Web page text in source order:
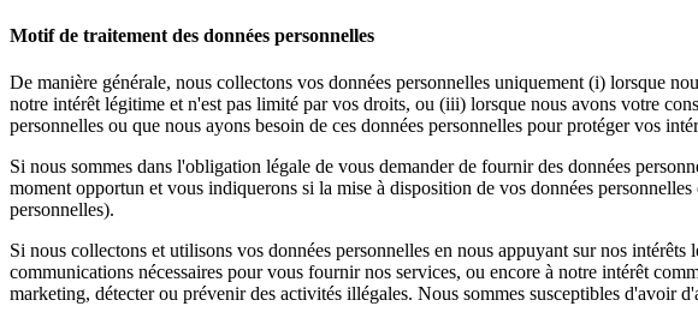
Motif de traitement des données personnelles
De manière générale, nous collectons vos données personnelles uniquement (i) lorsque
notre intérêt légitime et n'est pas limité par vos droits, ou (iii) lorsque nous avons votre
personnelles ou que nous ayons besoin de ces données personnelles pour protéger vos
Si nous sommes dans l'obligation légale de vous demander de fournir des données
moment opportun et vous indiquerons si la mise à disposition de vos données
personnelles).
Si nous collectons et utilisons vos données personnelles en nous appuyant sur nos
communications nécessaires pour vous fournir nos services, ou encore à notre intérêt
marketing, détecter ou prévenir des activités illégales. Nous sommes susceptibles d'avoir